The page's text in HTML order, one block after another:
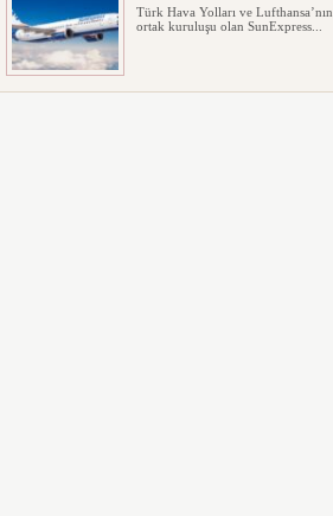
Türk Hava Yolları ve Lufthansa’nın
ortak kuruluşu olan SunExpress...
THY Osaka’da kapasite artışına